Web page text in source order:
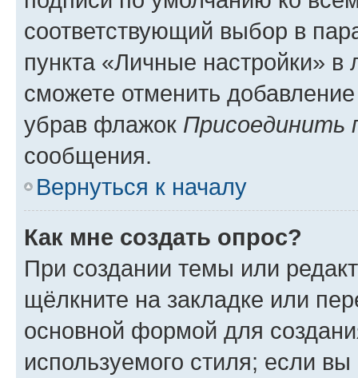
соответствующий выбор в
пункта «Личные настройки»
сможете отменить
убрав флажок Присоединить
сообщения.
Вернуться к началу
Как мне создать опрос?
При создании темы или
щёлкните на закладке или
основной формой для
используемого стиля; если